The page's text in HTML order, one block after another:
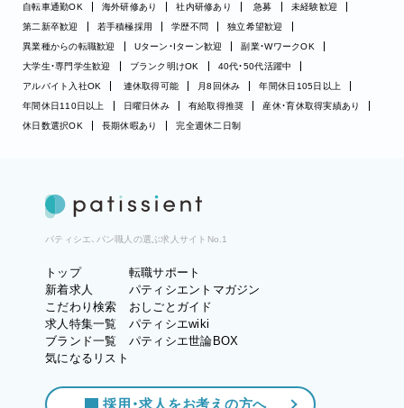
自転車通勤OK
海外研修あり 社内研修あり 急募
未経験歓迎
第二新卒歓迎
若手積極採用 学歴不問
独立希望歓迎
異業種からの転職歓迎
Uターン・Iターン歓迎
副業・WワークOK
大学生・専門学生歓迎
ブランク明けOK
40代・50代活躍中
アルバイト入社OK
連休取得可能 月8回休み
年間休日105日以上
年間休日110日以上
日曜日休み 有給取得推奨
産休・育休取得実績あり
休日数選択OK
長期休暇あり 完全週休二日制
パティシエ、パン職人の選ぶ求人サイトNo.1
トップ
新着求人
こだわり検索
求人特集一覧
ブランド一覧
気になるリスト
転職サポート
パティシエントマガジン
おしごとガイド
パティシエwiki
パティシエ世論BOX
採用・求人をお考えの方へ